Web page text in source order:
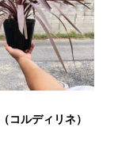
コルディリネ）